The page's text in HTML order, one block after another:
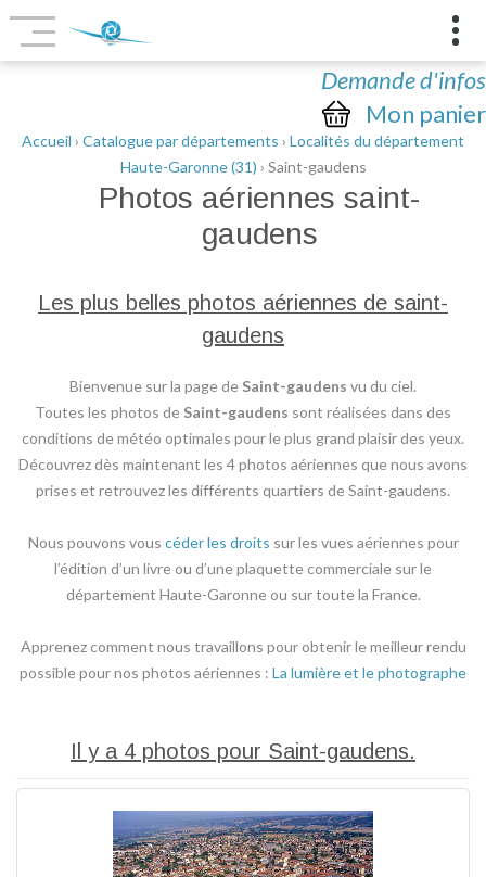
Demande d'infos
Mon panier
Accueil › Catalogue par départements › Localités du département
Haute-Garonne (31) › Saint-gaudens
Photos aériennes saint-
gaudens
Les plus belles photos aériennes de saint-
gaudens
Bienvenue sur la page de Saint-gaudens vu du ciel.
Toutes les photos de Saint-gaudens sont réalisées dans des
conditions de météo optimales pour le plus grand plaisir des yeux.
Découvrez dès maintenant les 4 photos aériennes que nous avons
prises et retrouvez les différents quartiers de Saint-gaudens.
Nous pouvons vous céder les droits sur les vues aériennes pour
l’édition d’un livre ou d’une plaquette commerciale sur le
département Haute-Garonne ou sur toute la France.
Apprenez comment nous travaillons pour obtenir le meilleur rendu
possible pour nos photos aériennes : La lumière et le photographe
Il y a 4 photos pour Saint-gaudens.